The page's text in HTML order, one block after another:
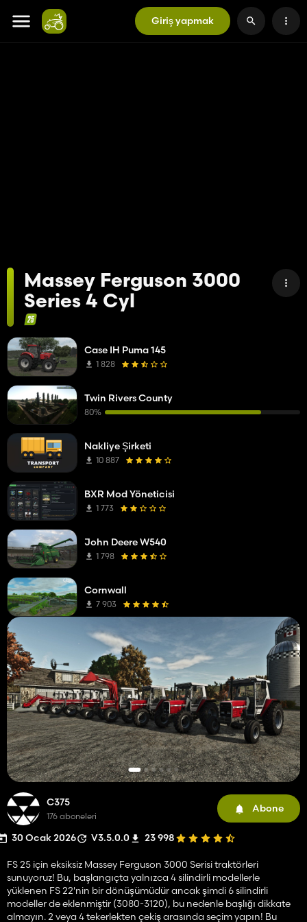
Giriş yapmak
Massey Ferguson 3000
Series 4 Cyl
C375
176 aboneleri
Abone
30 Ocak 2026 V3.5.0.0 23 998
FS 25 için eksiksiz Massey Ferguson 3000 Serisi traktörleri
sunuyoruz! Bu, başlangıçta yalnızca 4 silindirli modellerle
yüklenen FS 22'nin bir dönüşümüdür ancak şimdi 6 silindirli
modeller de eklenmiştir (3080-3120), bu nedenle başlığı dikkate
almayın. 2 veya 4 tekerlekten çekiş arasında seçim yapın! Bu
Case IH Puma 145
1 828
Twin Rivers County
80%
Nakliye Şirketi
10 887
BXR Mod Yöneticisi
1 773
John Deere W540
1 798
Cornwall
7 903